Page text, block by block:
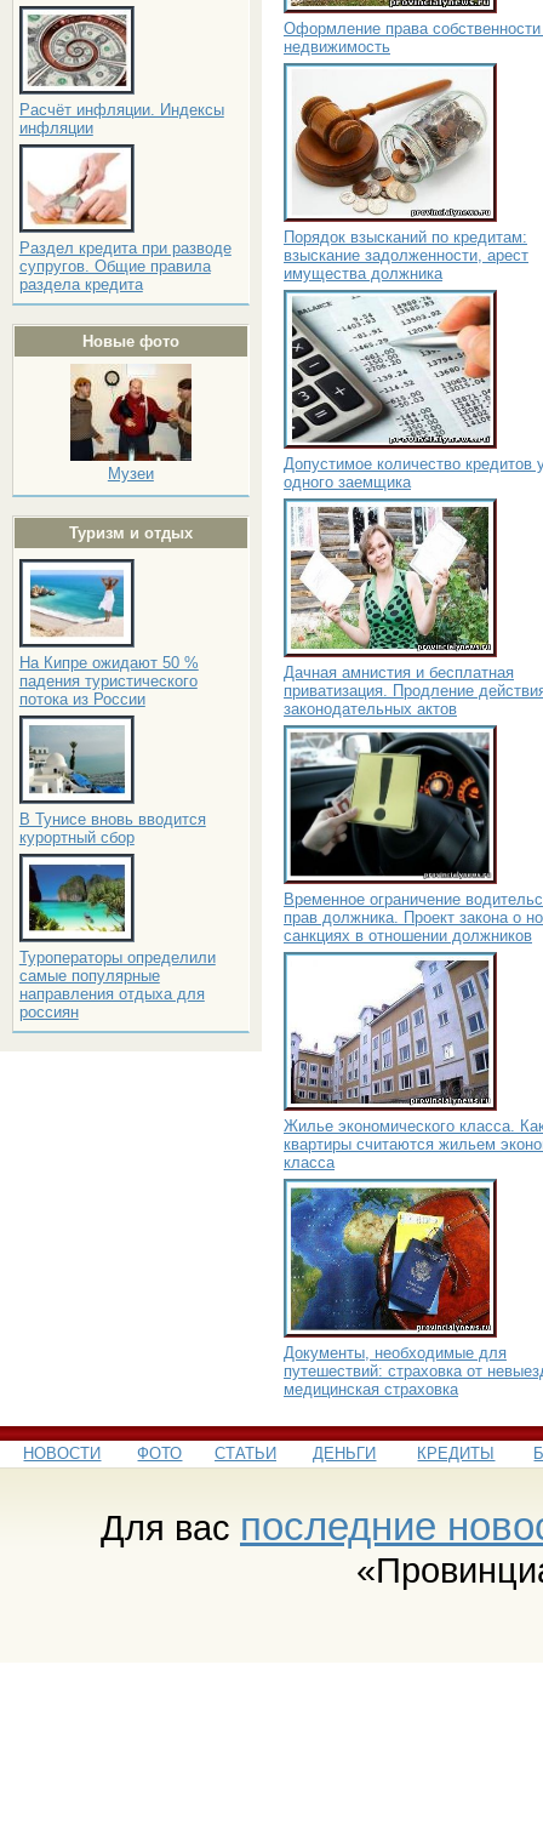
Расчёт инфляции. Индексы
инфляции
Раздел кредита при разводе
супругов. Общие правила
раздела кредита
Новые фото
Музеи
Туризм и отдых
На Кипре ожидают 50 %
падения туристического
потока из России
В Тунисе вновь вводится
курортный сбор
Туроператоры определили
самые популярные
направления отдыха для
россиян
Оформление права
недвижимость
Порядок взысканий по кредитам:
взыскание задолженности, арест
имущества должника
Допустимое количество кредитов
одного заемщика
Дачная амнистия и бесплатная
приватизация. Продление
законодательных актов
Временное ограничение
прав должника. Проект закона о
санкциях в отношении должников
Жилье экономического класса.
квартиры считаются жильем
класса
Документы, необходимые для
путешествий: страховка от
медицинская страховка
НОВОСТИ ФОТО СТАТЬИ ДЕНЬГИ КРЕДИТЫ
Для вас последние